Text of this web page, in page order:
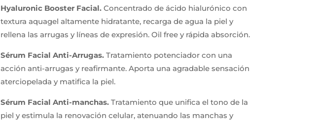
Hyaluronic Booster Facial.Concentrado de ácido hialurónico con
textura aquagel altamente hidratante, recarga de agua la piel y
rellena las arrugas y líneas de expresión. Oil free y rápida absorción.
Sérum Facial Anti-Arrugas.Tratamiento potenciador con una
acción anti-arrugas y reafirmante. Aporta una agradable sensación
aterciopelada y matifica la piel.
Sérum Facial Anti-manchas.Tratamiento que unifica el tono de la
piel y estimula la renovación celular, atenuando las manchas y